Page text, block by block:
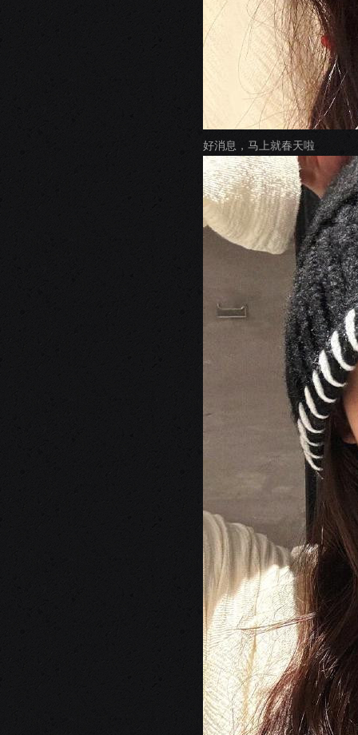
好消息，马上就春天啦